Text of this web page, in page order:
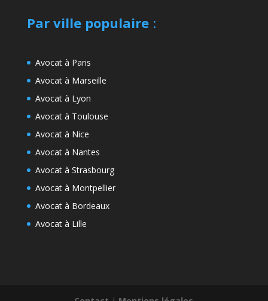
Par ville populaire:
Avocat à Paris
Avocat à Marseille
Avocat à Lyon
Avocat à Toulouse
Avocat à Nice
Avocat à Nantes
Avocat à Strasbourg
Avocat à Montpellier
Avocat à Bordeaux
Avocat à Lille